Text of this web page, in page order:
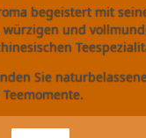
begeistert mit
und
Sie